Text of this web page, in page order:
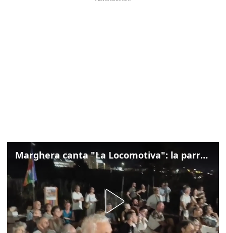
Marghera canta "La Locomotiva": la parrocchia della Cita ricorda Guccini